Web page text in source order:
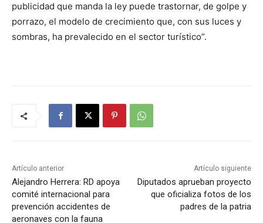
publicidad que manda la ley puede trastornar, de golpe y
porrazo, el modelo de crecimiento que, con sus luces y
sombras, ha prevalecido en el sector turístico”.
Artículo anterior
Alejandro Herrera: RD apoya
comité internacional para
prevención accidentes de
aeronaves con la fauna
Artículo siguiente
Diputados aprueban proyecto
que oficializa fotos de los
padres de la patria